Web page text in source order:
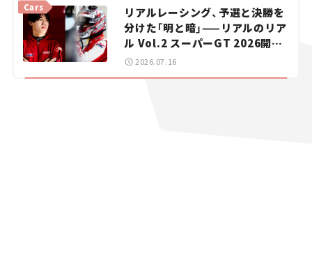
リアルレーシング、予選と決勝を
分けた「明と暗」——リアルのリア
ル Vol.2 スーパーGT 2026開幕
戦 岡山国際サーキット
Cars
2026.07.16